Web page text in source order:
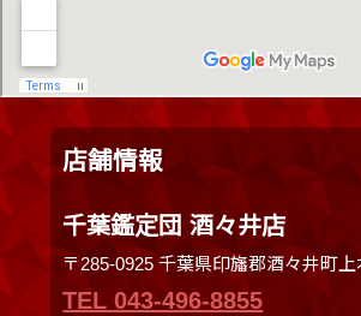
店舗情報
千葉鑑定団 酒々井店
〒285-0925 千葉県印旛郡酒々井町上
TEL 043-496-8855